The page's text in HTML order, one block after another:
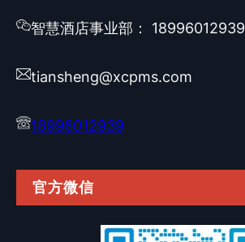
智慧酒店事业部： 18996012939
tiansheng@xcpms.com
18996012939
官方微信